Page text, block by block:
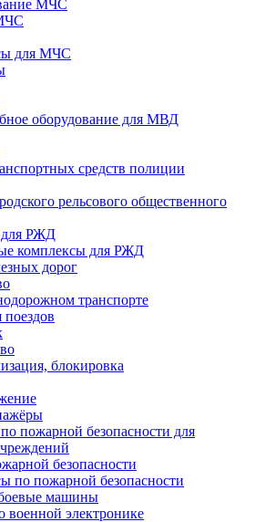
МЧС
для МЧС
оборудование для МВД
средств полиции
рельсового общественного
для РЖД
комплексы для РЖД
дорог
транспорте
блокировка
пожарной безопасности для
безопасности
по пожарной безопасности
машины
электронике